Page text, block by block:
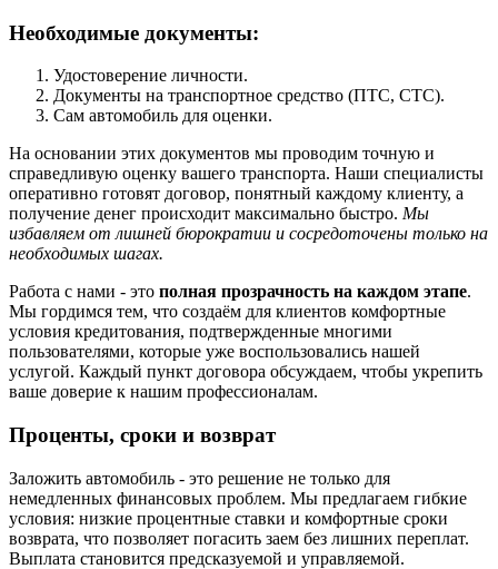
Необходимые документы:
Удостоверение личности.
Документы на транспортное средство (ПТС, СТС).
Сам автомобиль для оценки.
На основании этих документов мы проводим точную и
справедливую оценку вашего транспорта. Наши специалисты
оперативно готовят договор, понятный каждому клиенту, а
получение денег происходит максимально быстро. Мы
избавляем от лишней бюрократии и сосредоточены только на
необходимых шагах.
Работа с нами - это полная прозрачность на каждом этапе.
Мы гордимся тем, что создаём для клиентов комфортные
условия кредитования, подтвержденные многими
пользователями, которые уже воспользовались нашей
услугой. Каждый пункт договора обсуждаем, чтобы укрепить
ваше доверие к нашим профессионалам.
Проценты, сроки и возврат
Заложить автомобиль - это решение не только для
немедленных финансовых проблем. Мы предлагаем гибкие
условия: низкие процентные ставки и комфортные сроки
возврата, что позволяет погасить заем без лишних переплат.
Выплата становится предсказуемой и управляемой.